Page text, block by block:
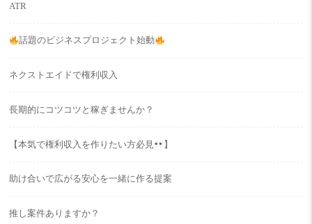
ATR
話題のビジネスプロジェクト始動
ネクストエイドで権利収入
長期的にコツコツと稼ぎませんか？
【本気で権利収入を作りたい方必見 】
助け合いで広がる安心を一緒に作る提案
推し案件ありますか？